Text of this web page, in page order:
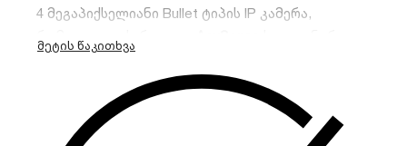
4 მეგაპიქსელიანი Bullet ტიპის IP კამერა,
ინტელექტის ალგორითმით. იგი უზრუნველყოფს
მაღალი ხარისხის ვიდეომონიტორინგს, ამცირებს
ცრუ განგაშებს და იდეალურია გარე პერიმეტრის
24/7 დასაცავად.